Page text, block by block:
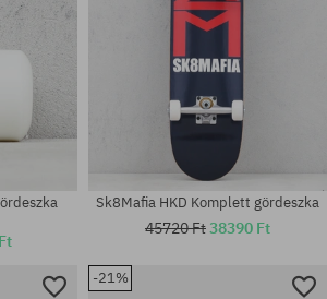
Elérhető méretek:
Sk8Mafia HKD Komplett gördeszka
45720 Ft38390 Ft
-21%